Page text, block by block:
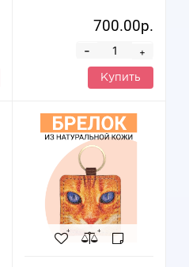
700.00р.
+
-
Купить